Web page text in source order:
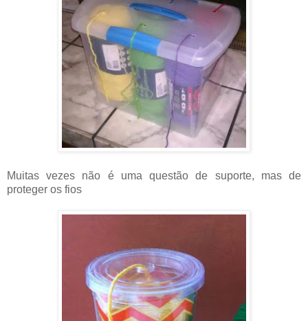
Muitas vezes não é uma questão de suporte, mas de
proteger os fios